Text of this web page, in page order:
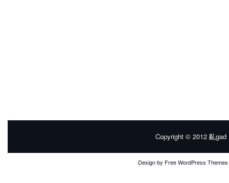
Copyright © 2012 亂gad
Design by Free WordPress Themes